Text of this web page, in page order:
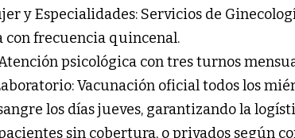
y Especialidades: Servicios de
con frecuencia quincenal.
psicológica con tres turnos
Vacunación oficial todos los
los días jueves, garantizando la
sin cobertura, o privados según